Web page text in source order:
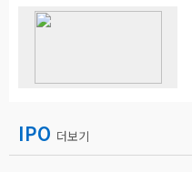
IPO 더보기